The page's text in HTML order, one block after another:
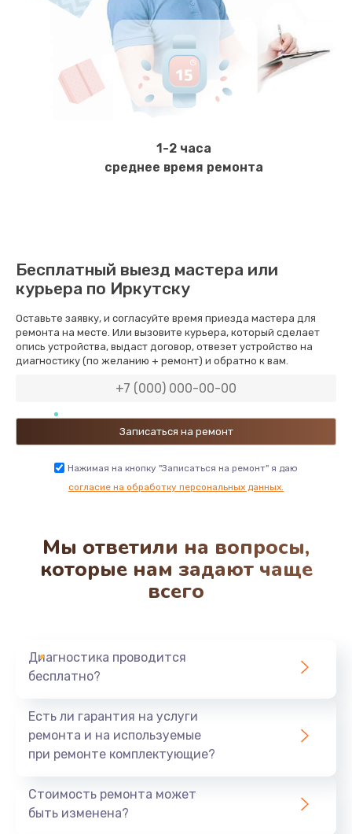
1-2 часа
среднее время ремонта
Бесплатный выезд мастера или
курьера по Иркутску
Оставьте заявку, и согласуйте время приезда мастера для
ремонта на месте. Или вызовите курьера, который сделает
опись устройства, выдаст договор, отвезет устройство на
диагностику (по желанию + ремонт) и обратно к вам.
Нажимая на кнопку "Записаться на ремонт" я даю
согласие на обработку персональных данных.
Мы ответили на вопросы,
которые нам задают чаще
всего
Диагностика проводится
бесплатно?
Есть ли гарантия на услуги
ремонта и на используемые
при ремонте комплектующие?
Стоимость ремонта может
быть изменена?